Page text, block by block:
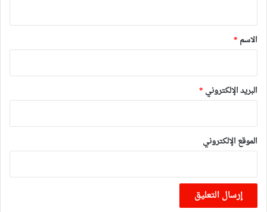
*
الاسم *
البريد الإلكتروني *
الموقع الإلكتروني